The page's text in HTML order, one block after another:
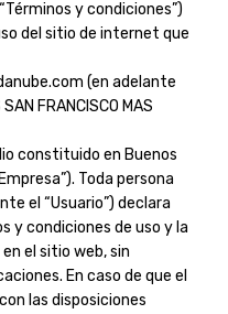
y condiciones”)
del sitio de internet que
(en adelante
FRANCISCO MAS
constituido en Buenos
Toda persona
el “Usuario”) declara
y condiciones de uso y la
el sitio web, sin
En caso de que el
las disposiciones